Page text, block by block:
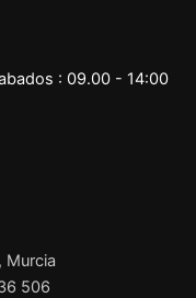
: 09.00 - 14:00
Murcia
506